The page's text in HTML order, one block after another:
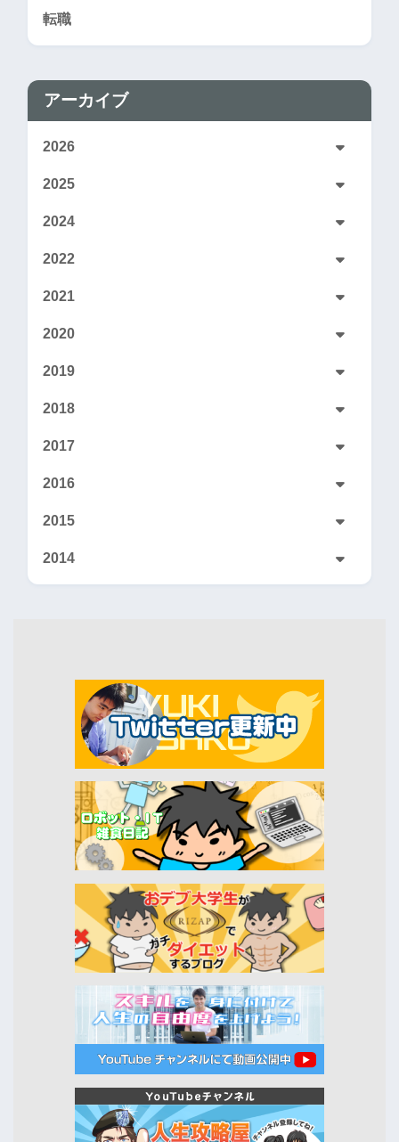
転職
アーカイブ
2026
2025
2024
2022
2021
2020
2019
2018
2017
2016
2015
2014